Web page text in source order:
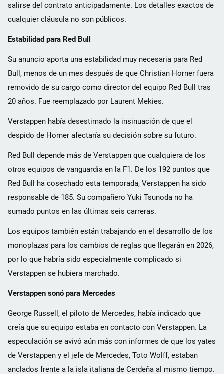
salirse del contrato anticipadamente. Los detalles exactos de
cualquier cláusula no son públicos.
Estabilidad para Red Bull
Su anuncio aporta una estabilidad muy necesaria para Red
Bull, menos de un mes después de que Christian Horner fuera
removido de su cargo como director del equipo Red Bull tras
20 años. Fue reemplazado por Laurent Mekies.
Verstappen había desestimado la insinuación de que el
despido de Horner afectaría su decisión sobre su futuro.
Red Bull depende más de Verstappen que cualquiera de los
otros equipos de vanguardia en la F1. De los 192 puntos que
Red Bull ha cosechado esta temporada, Verstappen ha sido
responsable de 185. Su compañero Yuki Tsunoda no ha
sumado puntos en las últimas seis carreras.
Los equipos también están trabajando en el desarrollo de los
monoplazas para los cambios de reglas que llegarán en 2026,
por lo que habría sido especialmente complicado si
Verstappen se hubiera marchado.
Verstappen sonó para Mercedes
George Russell, el piloto de Mercedes, había indicado que
creía que su equipo estaba en contacto con Verstappen. La
especulación se avivó aún más con informes de que los yates
de Verstappen y el jefe de Mercedes, Toto Wolff, estaban
anclados frente a la isla italiana de Cerdeña al mismo tiempo.